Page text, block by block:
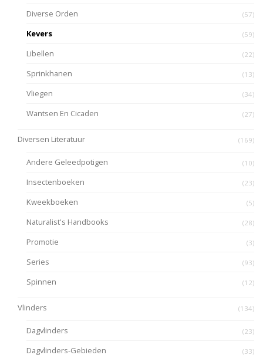
Diverse Orden (57)
Kevers (59)
Libellen (22)
Sprinkhanen (13)
Vliegen (34)
Wantsen En Cicaden (27)
Diversen Literatuur (169)
Andere Geleedpotigen (10)
Insectenboeken (23)
Kweekboeken (5)
Naturalist's Handbooks (28)
Promotie (3)
Series (93)
Spinnen (12)
Vlinders (134)
Dagvlinders (23)
Dagvlinders-Gebieden (33)